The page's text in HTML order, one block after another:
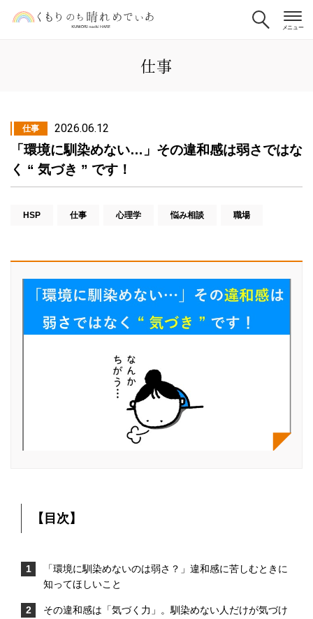
仕事
仕事 2026.06.12
「環境に馴染めない…」その違和感は弱さではな
く “ 気づき ” です！
HSP 仕事 心理学 悩み相談 職場
【目次】
「環境に馴染めないのは弱さ？」違和感に苦しむときに
知ってほしいこと
その違和感は「気づく力」。馴染めない人だけが気づけ